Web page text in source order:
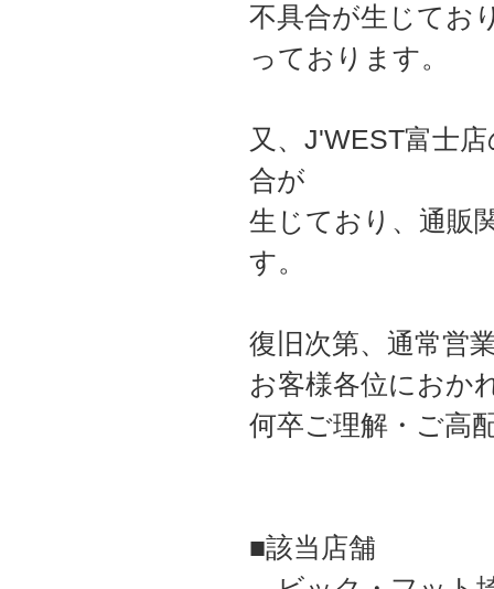
不具合が生じてお
っております。
又、J'WEST富士
合が
生じており、通販
す。
復旧次第、通常営
お客様各位におか
何卒ご理解・ご高
■該当店舗